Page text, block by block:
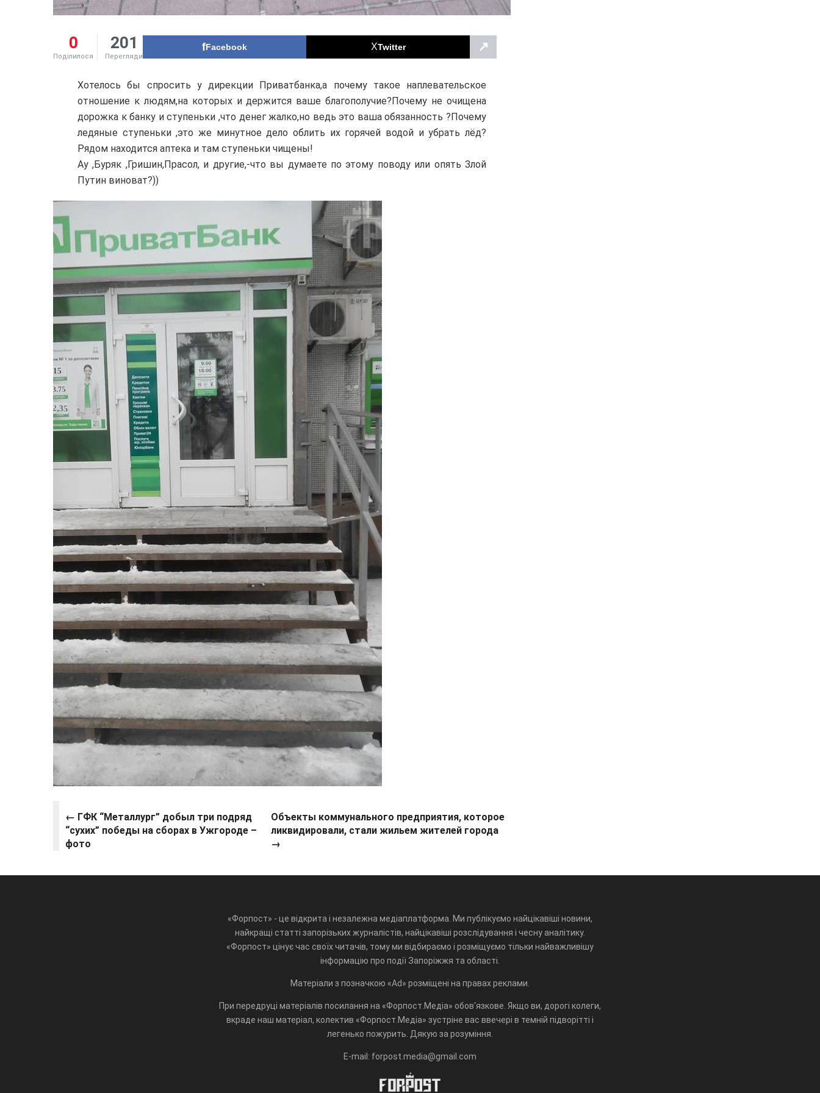
0
Поділилося
201
Перегляди
Facebook Twitter ↗
Хотелось бы спросить у дирекции Приватбанка,а почему такое наплевательское
отношение к людям,на которых и держится ваше благополучие?Почему не очищена
дорожка к банку и ступеньки ,что денег жалко,но ведь это ваша обязанность ?Почему
ледяные ступеньки ,это же минутное дело облить их горячей водой и убрать лёд?
Рядом находится аптека и там ступеньки чищены!
Ау ,Буряк ,Гришин,Прасол, и другие,-что вы думаете по этому поводу или опять Злой
Путин виноват?))
← ГФК “Металлург” добыл три подряд
“сухих” победы на сборах в Ужгороде –
фото
Объекты коммунального предприятия, которое
ликвидировали, стали жильем жителей города
→
«Форпост» - це відкрита і незалежна медіаплатформа. Ми публікуємо найцікавіші новини,
найкращі статті запорізьких журналістів, найцікавіші розслідування і чесну аналітику.
«Форпост» цінує час своїх читачів, тому ми відбираємо і розміщуємо тільки найважливішу
інформацію про події Запоріжжя та області.
Матеріали з позначкою «Ad» розміщені на правах реклами.
При передруці матеріалів посилання на «Форпост.Медіа» обов'язкове. Якщо ви, дорогі колеги,
вкраде наш матеріал, колектив «Форпост.Медіа» зустріне вас ввечері в темній підворітті і
легенько пожурить. Дякую за розуміння.
E-mail: forpost.media@gmail.com